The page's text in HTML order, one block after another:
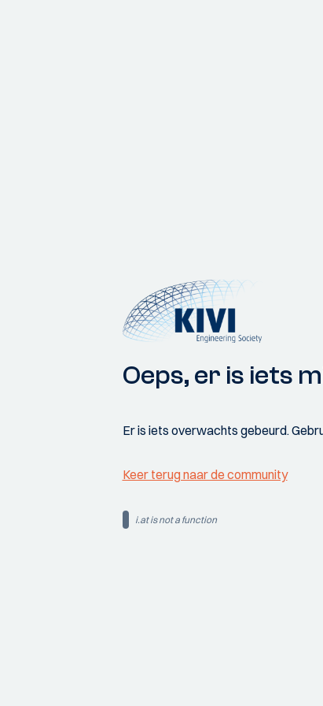
Oeps, er is iets
Er is iets overwachts gebeurd.
Keer terug naar de community
i.at is not a function